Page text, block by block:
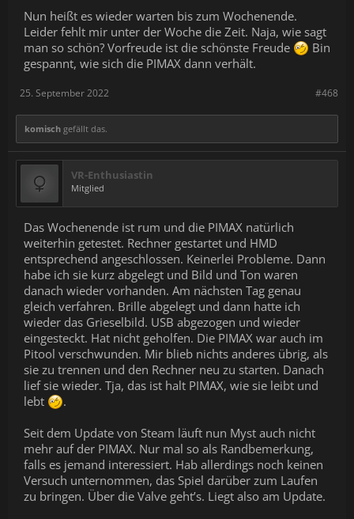
Nun heißt es wieder warten bis zum Wochenende.
Leider fehlt mir unter der Woche die Zeit. Naja, wie sagt
man so schön? Vorfreude ist die schönste Freude
Bin
gespannt, wie sich die PIMAX dann verhält.
#468
25. September 2022
komisch gefällt das.
VR-Enthusiastin
Mitglied
Das Wochenende ist rum und die PIMAX natürlich
weiterhin getestet. Rechner gestartet und HMD
entsprechend angeschlossen. Keinerlei Probleme. Dann
habe ich sie kurz abgelegt und Bild und Ton waren
danach wieder vorhanden. Am nächsten Tag genau
gleich verfahren. Brille abgelegt und dann hatte ich
wieder das Grieselbild. USB abgezogen und wieder
eingesteckt. Hat nicht geholfen. Die PIMAX war auch im
Pitool verschwunden. Mir blieb nichts anderes übrig, als
sie zu trennen und den Rechner neu zu starten. Danach
lief sie wieder. Tja, das ist halt PIMAX, wie sie leibt und
lebt
.
Seit dem Update von Steam läuft nun Myst auch nicht
mehr auf der PIMAX. Nur mal so als Randbemerkung,
falls es jemand interessiert. Hab allerdings noch keinen
Versuch unternommen, das Spiel darüber zum Laufen
zu bringen. Über die Valve geht’s. Liegt also am Update.